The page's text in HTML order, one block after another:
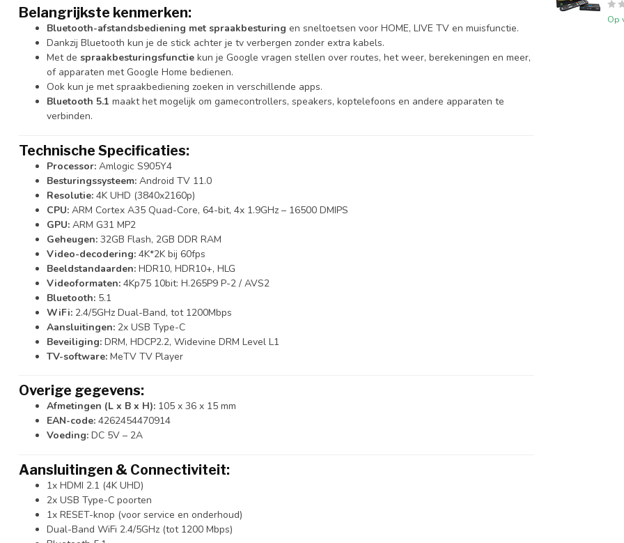
Belangrijkste kenmerken:
Bluetooth-afstandsbediening met spraakbesturing en sneltoetsen voor HOME, LIVE TV en muisfunctie.
Dankzij Bluetooth kun je de stick achter je tv verbergen zonder extra kabels.
Met de spraakbesturingsfunctie kun je Google vragen stellen over routes, het weer, berekeningen en meer,
of apparaten met Google Home bedienen.
Ook kun je met spraakbediening zoeken in verschillende apps.
Bluetooth 5.1 maakt het mogelijk om gamecontrollers, speakers, koptelefoons en andere apparaten te
verbinden.
Technische Specificaties:
Processor: Amlogic S905Y4
Besturingssysteem: Android TV 11.0
Resolutie: 4K UHD (3840x2160p)
CPU: ARM Cortex A35 Quad-Core, 64-bit, 4x 1.9GHz – 16500 DMIPS
GPU: ARM G31 MP2
Geheugen: 32GB Flash, 2GB DDR RAM
Video-decodering: 4K*2K bij 60fps
Beeldstandaarden: HDR10, HDR10+, HLG
Videoformaten: 4Kp75 10bit: H.265P9 P-2 / AVS2
Bluetooth: 5.1
WiFi: 2.4/5GHz Dual-Band, tot 1200Mbps
Aansluitingen: 2x USB Type-C
Beveiliging: DRM, HDCP2.2, Widevine DRM Level L1
TV-software: MeTV TV Player
Overige gegevens:
Afmetingen (L x B x H): 105 x 36 x 15 mm
EAN-code: 4262454470914
Voeding: DC 5V – 2A
Aansluitingen & Connectiviteit:
1x HDMI 2.1 (4K UHD)
2x USB Type-C poorten
1x RESET-knop (voor service en onderhoud)
Dual-Band WiFi 2.4/5GHz (tot 1200 Mbps)
Op